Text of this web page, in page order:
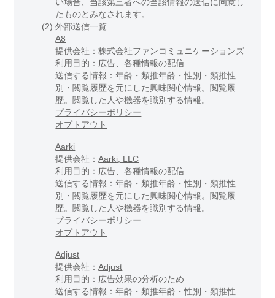
たものとみなされます。
(2)外部送信一覧
A8
提供会社：株式会社ファンコミュニケーションズ
利用目的：広告、各種情報の配信
送信する情報：年齢・類推年齢・性別・類推性
別・閲覧履歴を元にした興味関心情報。閲覧履
歴。閲覧した人や機器を識別する情報。
プライバシーポリシー
オプトアウト
Aarki
提供会社：Aarki, LLC
利用目的：広告、各種情報の配信
送信する情報：年齢・類推年齢・性別・類推性
別・閲覧履歴を元にした興味関心情報。閲覧履
歴。閲覧した人や機器を識別する情報。
プライバシーポリシー
オプトアウト
Adjust
提供会社：Adjust
利用目的：広告効果の分析のため
送信する情報：年齢・類推年齢・性別・類推性